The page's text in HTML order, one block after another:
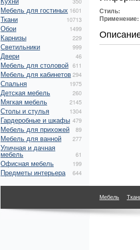
Мебель для гостиных 1601
Ткани 10713
Обои 1499
Карнизы 229
Светильники 999
Двери 46
Мебель для столовой 611
Мебель для кабинетов294
Спальня 1975
Детская мебель 260
Мягкая мебель 2145
Столы и стулья 1304
Гардеробные и шкафы 479
Мебель для прихожей 89
Мебель для ванной 277
Уличная и дачная
мебель 61
Офисная мебель 199
Предметы интерьера 644
Стиль:
Применение:
Мебель